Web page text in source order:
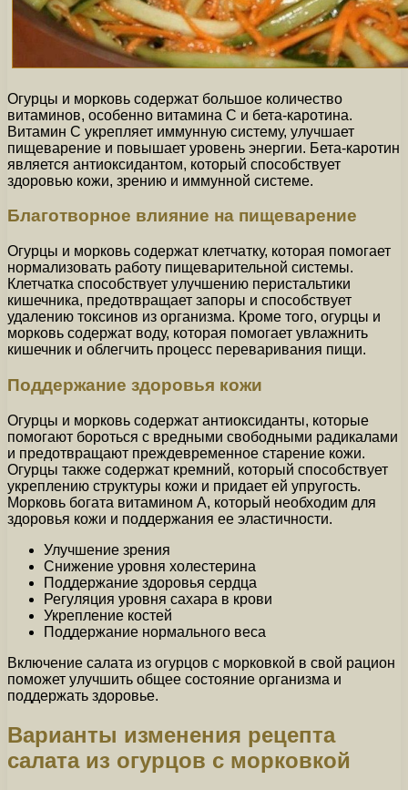
Огурцы и морковь содержат большое количество
витаминов, особенно витамина С и бета-каротина.
Витамин С укрепляет иммунную систему, улучшает
пищеварение и повышает уровень энергии. Бета-каротин
является антиоксидантом, который способствует
здоровью кожи, зрению и иммунной системе.
Благотворное влияние на пищеварение
Огурцы и морковь содержат клетчатку, которая помогает
нормализовать работу пищеварительной системы.
Клетчатка способствует улучшению перистальтики
кишечника, предотвращает запоры и способствует
удалению токсинов из организма. Кроме того, огурцы и
морковь содержат воду, которая помогает увлажнить
кишечник и облегчить процесс переваривания пищи.
Поддержание здоровья кожи
Огурцы и морковь содержат антиоксиданты, которые
помогают бороться с вредными свободными радикалами
и предотвращают преждевременное старение кожи.
Огурцы также содержат кремний, который способствует
укреплению структуры кожи и придает ей упругость.
Морковь богата витамином А, который необходим для
здоровья кожи и поддержания ее эластичности.
Улучшение зрения
Снижение уровня холестерина
Поддержание здоровья сердца
Регуляция уровня сахара в крови
Укрепление костей
Поддержание нормального веса
Включение салата из огурцов с морковкой в свой рацион
поможет улучшить общее состояние организма и
поддержать здоровье.
Варианты изменения рецепта
салата из огурцов с морковкой